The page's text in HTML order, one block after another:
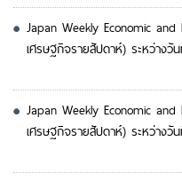
Japan Weekly Economic
เศรษฐกิจรายสัปดาห์) ระหว่าง
Japan Weekly Economic
เศรษฐกิจรายสัปดาห์) ระหว่าง